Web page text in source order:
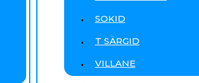
SOKID
T SÄRGID
VILLANE